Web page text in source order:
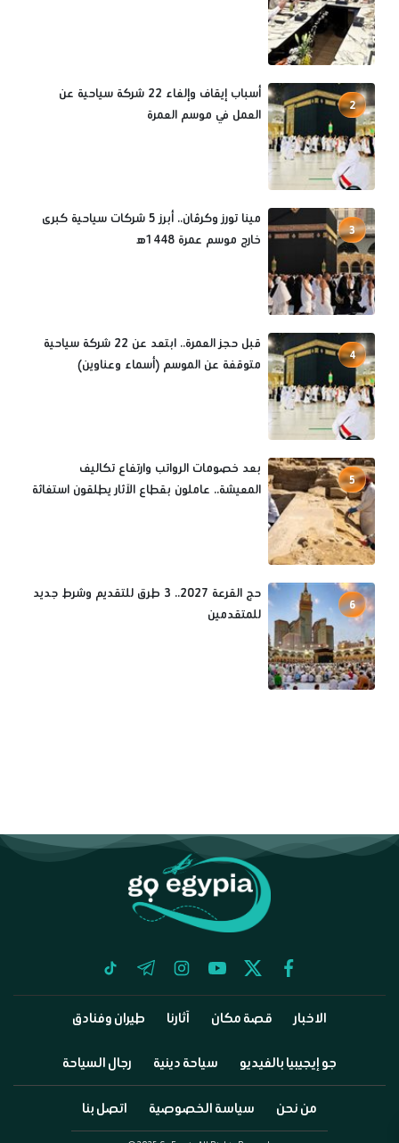
2
أسباب إيقاف وإلغاء 22 شركة سياحية عن
العمل في موسم العمرة
3
مينا تورز وكرڤان.. أبرز 5 شركات سياحية كبرى
خارج موسم عمرة 1448ه‍
4
قبل حجز العمرة.. ابتعد عن 22 شركة سياحية
متوقفة عن الموسم (أسماء وعناوين)
5
بعد خصومات الرواتب وارتفاع تكاليف
المعيشة.. عاملون بقطاع الآثار يطلقون استغاثة
6
حج القرعة 2027.. 3 طرق للتقديم وشرط جديد
للمتقدمين
facebook
twitter
youtube
instagram
telegram
tiktok
الاخبار قصة مكان آثارنا طيران وفنادق
جو إيجيبيا بالفيديو سياحة دينية رجال السياحة
من نحن سياسة الخصوصية اتصل بنا